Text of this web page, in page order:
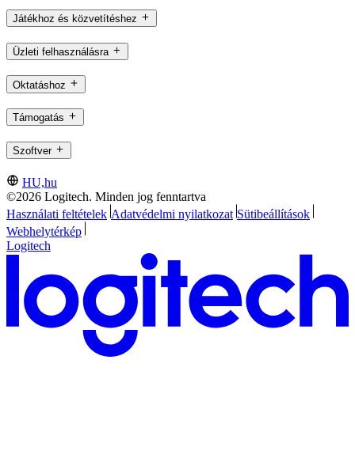
Játékhoz és közvetítéshez
Üzleti felhasználásra
Oktatáshoz
Támogatás
Szoftver
HU,hu
©2026 Logitech. Minden jog fenntartva
Használati feltételek Adatvédelmi nyilatkozat Sütibeállítások
Webhelytérkép
Logitech